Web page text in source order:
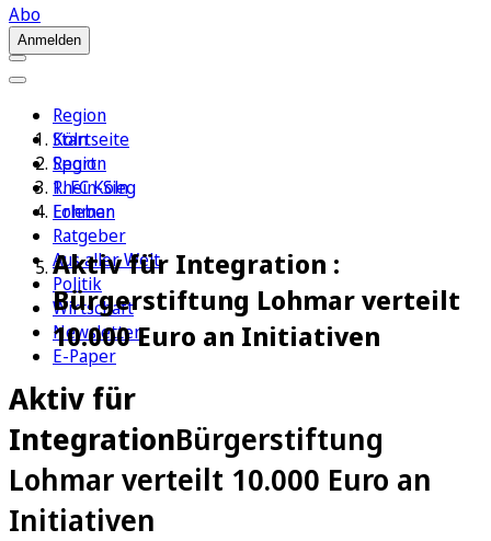
Abo
Anmelden
Region
Köln
Sport
1. FC Köln
Erleben
Ratgeber
Aus aller Welt
Politik
Wirtschaft
Newsletter
E-Paper
Startseite
Region
Rhein-Sieg
Lohmar
Aktiv für Integration :
Bürgerstiftung Lohmar verteilt
10.000 Euro an Initiativen
Aktiv für
IntegrationBürgerstiftung
Lohmar verteilt 10.000 Euro an
Initiativen